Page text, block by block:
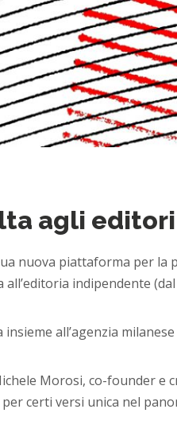
agli editori
nuova piattaforma per la
indipendente
all’agenzia milanese
Morosi, co-founder e
certi versi unica nel